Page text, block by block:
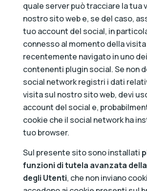
quale server può tracciare la tua
nostro sito web e, se del caso,
tuo account del social, in
connesso al momento della visita
recentemente navigato in uno
contenenti plugin social. Se non
social network registri i dati
visita sul nostro sito web, devi
account del social e,
cookie che il social network ha
tuo browser.
Sul presente sito sono installati
funzioni di tutela avanzata
degli Utenti, che non inviano